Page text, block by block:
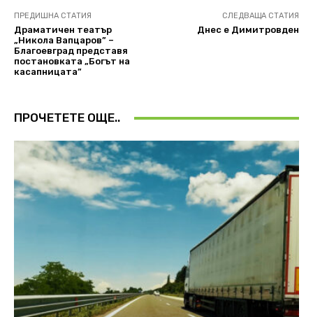
ПРЕДИШНА СТАТИЯ
Драматичен театър
„Никола Вапцаров” –
Благоевград представя
постановката „Богът на
касапницата”
СЛЕДВАЩА СТАТИЯ
Днес е Димитровден
ПРОЧЕТЕТЕ ОЩЕ..